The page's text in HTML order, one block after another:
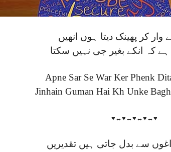
وار کر پھینک دیتا ہوں انھیں
کہ انکے بغیر جی نہیں سکتا
Apne Sar Se War Ker Phenk
Jinhain Guman Hai Kh Unke
♥↔♥↔♥↔♥↔♥
سے بدل جاتی ہیں تقدیریں